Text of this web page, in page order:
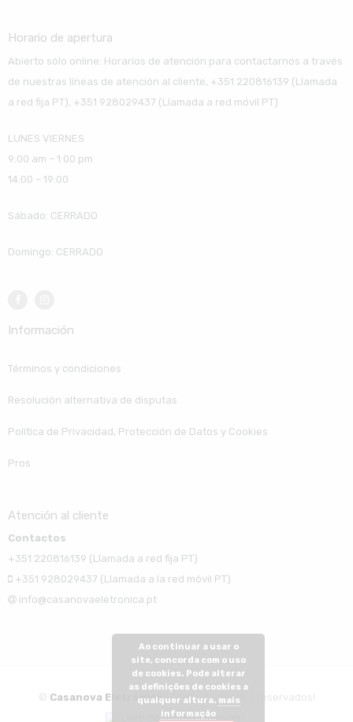
Horario de apertura
Abierto sólo online: Horarios de atención para contactarnos a través
de nuestras líneas de atención al cliente, +351 220816139 (Llamada
a red fija PT), +351 928029437 (Llamada a red móvil PT)
LUNES VIERNES
9:00 am – 1:00 pm
14:00 – 19:00
Sábado: CERRADO
Domingo: CERRADO
Información
Términos y condiciones
Resolución alternativa de disputas
Política de Privacidad, Protección de Datos y Cookies
Pros
Atención al cliente
Contactos
+351 220816139 (Llamada a red fija PT)
+351 928029437 (Llamada a la red móvil PT)
info@casanovaeletronica.pt
© Casanova Eletrónica- Todos os direitos reservados!
Ao continuar a usar o
site, concorda com o uso
de cookies. Pode alterar
as definições de cookies a
qualquer altura. mais
informação